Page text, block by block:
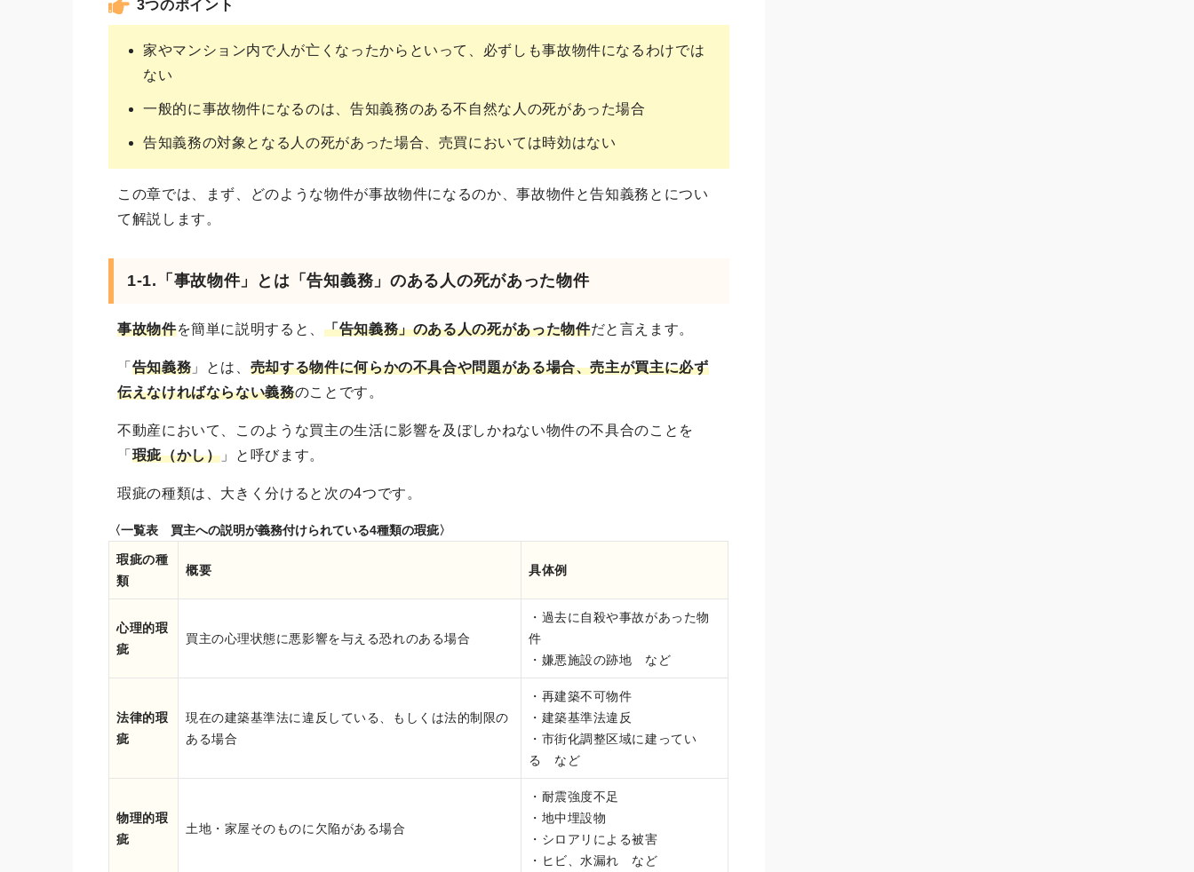
3つのポイント
家やマンション内で人が亡くなったからといって、必ずしも事故物件になるわけでは
ない
一般的に事故物件になるのは、告知義務のある不自然な人の死があった場合
告知義務の対象となる人の死があった場合、売買においては時効はない
この章では、まず、どのような物件が事故物件になるのか、事故物件と告知義務とについ
て解説します。
1-1.「事故物件」とは「告知義務」のある人の死があった物件
事故物件を簡単に説明すると、 「告知義務」のある人の死があった物件だと言えます。
「 告知義務 」とは、 売却する物件に何らかの不具合や問題がある場合、売主が買主に必ず
伝えなければならない義務のことです。
不動産において、このような買主の生活に影響を及ぼしかねない物件の不具合のことを
「 瑕疵（かし） 」と呼びます。
瑕疵の種類は、大きく分けると次の4つです。
〈一覧表 買主への説明が義務付けられている4種類の瑕疵〉
瑕疵の種
類
概要 具体例
心理的瑕
疵
買主の心理状態に悪影響を与える恐れのある場合
・過去に自殺や事故があった物
件
・嫌悪施設の跡地 など
法律的瑕
疵
現在の建築基準法に違反している、もしくは法的制限の
ある場合
・再建築不可物件
・建築基準法違反
・市街化調整区域に建ってい
る など
物理的瑕
疵
土地・家屋そのものに欠陥がある場合
・耐震強度不足
・地中埋設物
・シロアリによる被害
・ヒビ、水漏れ など